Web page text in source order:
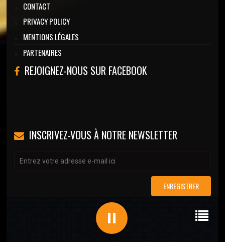
CONTACT
PRIVACY POLICY
MENTIONS LÉGALES
PARTENAIRES
REJOIGNEZ-NOUS SUR FACEBOOK
INSCRIVEZ-VOUS À NOTRE NEWSLETTER
ENREGISTRER